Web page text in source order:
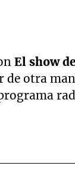
El show
de otra